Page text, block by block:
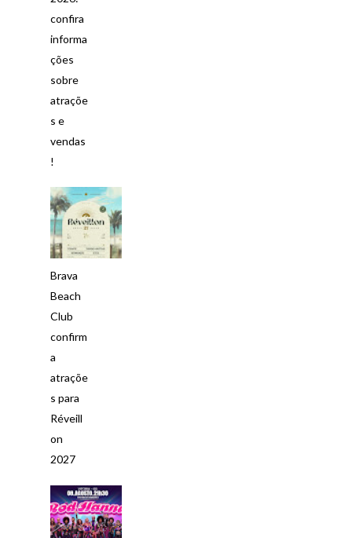
confira
informa
ções
sobre
atraçõe
s e
vendas
!
Brava
Beach
Club
confirm
a
atraçõe
s para
Réveill
on
2027